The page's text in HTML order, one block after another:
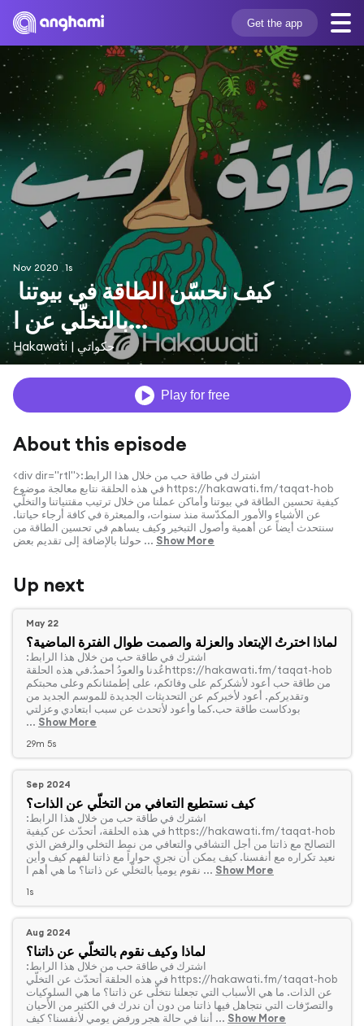
Get the app
Nov 2020 1s
بالتخلّي عن ا...
Hakawati | حكواتي
Play for free
About this episode
<div dir="rtl">اشترك في طاقة حب من خلال هذا الرابط:
‫https://hakawati.fm/taqat-hob‬ في هذه الحلقة نتابع معالجة موضوع
كيفية تحسين الطاقة في بيوتنا وأماكن عملنا من خلال ترتيب مقتنياتنا والتخلّي
عن الأشياء والأمور المكدّسة منذ سنوات، والمبعثرة في كافة أرجاء حياتنا.
سنتحدث أيضاً عن أهمية وأصول التبخير وكيف يساهم في تحسين الطاقة من
حولنا بالإضافة إلى تقديم بعض ... Show More
Up next
May 22
لماذا اخترتُ الإبتعاد والعزلة والصمت طوال الفترة الماضية؟
‏اشترك في طاقة حب من خلال هذا الرابط:
‫https://hakawati.fm/taqat-hob‬عُدنا والعودُ أحمدُ.في هذه الحلقة
من طاقة حب أعود لأشكركم على وفائكم، على إطمئنانكم وعلى محبتكم
وتقديركم. أعود لأخبركم عن التحديثات الجديدة للموسم الجديد من
بودكاست طاقة حب.كما وأعود لأتحدث عن سبب ابتعادي وعزلتي
... Show More
29m 5s
Sep 2024
كيف نستطيع التعافي من التخلّي عن الذات؟
‏اشترك في طاقة حب من خلال هذا الرابط:
‫https://hakawati.fm/taqat-hob‬ في هذه الحلقة، أتحدّث عن كيفية
التصالح مع ذاتنا من أجل التشافي والتعافي من نمط التخلي والرفض الذي
نعيد تكراره مع أنفسنا. كيف يمكن أن نجري حواراً مع ذاتنا لفهم كيف وأين
نقوم يومياً بالتخلّي عن ذاتنا؟ ما هي أهم ا ... Show More
1s
Aug 2024
لماذا وكيف نقوم بالتخلّي عن ذاتنا؟
‏اشترك في طاقة حب من خلال هذا الرابط:
‫https://hakawati.fm/taqat-hob‬ في هذه الحلقة أتحدّث عن التخلّي
عن الذات. ما هي الأسباب التي تجعلنا نتخلّى عن ذاتنا؟ ما هي السلوكيات
والتصرّفات التي نتجاهل فيها ذاتنا من دون أن ندرك في الكثير من الأحيان
أننا في حالة هجر ورفض يومي لأنفسنا؟ كيف ... Show More